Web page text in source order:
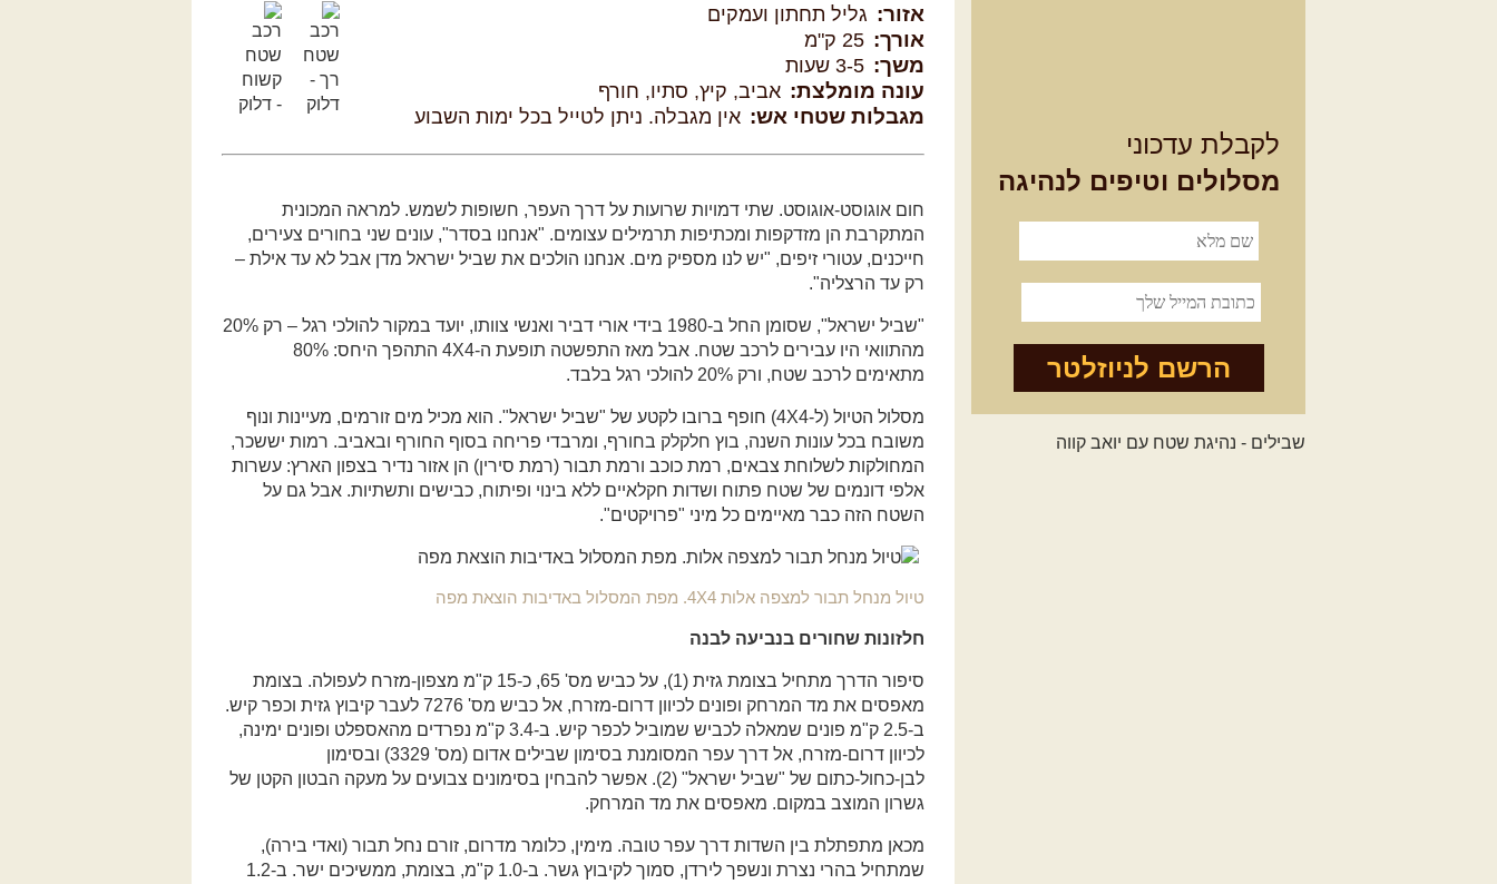
אזור: גליל תחתון ועמקים
אורך: 25 ק"מ
משך: 3-5 שעות
עונה מומלצת: אביב, קיץ, סתיו, חורף
מגבלות שטחי אש: אין מגבלה. ניתן לטייל בכל ימות השבוע
חום אוגוסט-אוגוסט. שתי דמויות שרועות על דרך העפר, חשופות לשמש. למראה המכונית
המתקרבת הן מזדקפות ומכתיפות תרמילים עצומים. "אנחנו בסדר", עונים שני בחורים צעירים,
חייכנים, עטורי זיפים, "יש לנו מספיק מים. אנחנו הולכים את שביל ישראל מדן אבל לא עד אילת –
רק עד הרצליה".
"שביל ישראל", שסומן החל ב-1980 בידי אורי דביר ואנשי צוותו, יועד במקור להולכי רגל – רק 20%
מהתוואי היו עבירים לרכב שטח. אבל מאז התפשטה תופעת ה-4X4 התהפך היחס: 80%
מתאימים לרכב שטח, ורק 20% להולכי רגל בלבד.
מסלול הטיול (ל-4X4) חופף ברובו לקטע של "שביל ישראל". הוא מכיל מים זורמים, מעיינות ונוף
משובח בכל עונות השנה, בוץ חלקלק בחורף, ומרבדי פריחה בסוף החורף ובאביב. רמות יששכר,
המחולקות לשלוחת צבאים, רמת כוכב ורמת תבור (רמת סירין) הן אזור נדיר בצפון הארץ: עשרות
אלפי דונמים של שטח פתוח ושדות חקלאיים ללא בינוי ופיתוח, כבישים ותשתיות. אבל גם על
השטח הזה כבר מאיימים כל מיני "פרויקטים".
טיול מנחל תבור למצפה אלות 4X4. מפת המסלול באדיבות הוצאת מפה
חלזונות שחורים בנביעה לבנה
סיפור הדרך מתחיל בצומת גזית (1), על כביש מס' 65, כ-15 ק"מ מצפון-מזרח לעפולה. בצומת
מאפסים את מד המרחק ופונים לכיוון דרום-מזרח, אל כביש מס' 7276 לעבר קיבוץ גזית וכפר קיש.
ב-2.5 ק"מ פונים שמאלה לכביש שמוביל לכפר קיש. ב-3.4 ק"מ נפרדים מהאספלט ופונים ימינה,
לכיוון דרום-מזרח, אל דרך עפר המסומנת בסימון שבילים אדום (מס' 3329) ובסימון
לבן-כחול-כתום של "שביל ישראל" (2). אפשר להבחין בסימונים צבועים על מעקה הבטון הקטן של
גשרון המוצב במקום. מאפסים את מד המרחק.
מכאן מתפתלת בין השדות דרך עפר טובה. מימין, כלומר מדרום, זורם נחל תבור (ואדי בירה),
שמתחיל בהרי נצרת ונשפך לירדן, סמוך לקיבוץ גשר. ב-1.0 ק"מ, בצומת, ממשיכים ישר. ב-1.2
לקבלת עדכוני
מסלולים וטיפים לנהיגה
הרשם לניוזלטר